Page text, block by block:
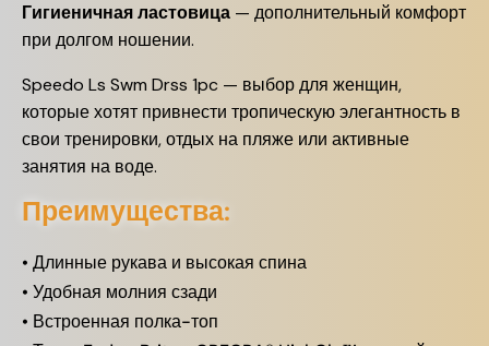
Гигиеничная ластовица — дополнительный комфорт
при долгом ношении.
Speedo Ls Swm Drss 1pc — выбор для женщин,
которые хотят привнести тропическую элегантность в
свои тренировки, отдых на пляже или активные
занятия на воде.
Преимущества:
• Длинные рукава и высокая спина
• Удобная молния сзади
• Встроенная полка-топ